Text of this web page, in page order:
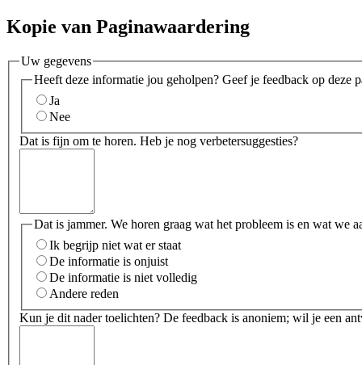
Kopie van Paginawaardering
Uw gegevens
Heeft deze informatie jou geholpen? Geef je feedback op deze
Ja
Nee
Dat is fijn om te horen. Heb je nog verbetersuggesties?
Dat is jammer. We horen graag wat het probleem is en wat we
Ik begrijp niet wat er staat
De informatie is onjuist
De informatie is niet volledig
Andere reden
Kun je dit nader toelichten? De feedback is anoniem; wil je een